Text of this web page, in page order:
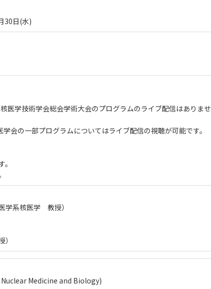
30日(水)
医学技術学会総会学術大会のプログラムのライブ配信はありませ
会の一部プログラムについてはライブ配信の視聴が可能です。
系核医学 教授）
Medicine and Biology)